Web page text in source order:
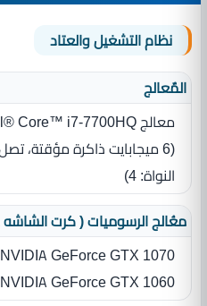
نظام التشغيل والعتاد
المٌعالج
النواة‏:‏ 4‏)‏
معُالج الرسوميات ( كرت الشاشه VGA )
NVIDIA GeForce GTX 1070 بسعة 8 جيجا رام GDDR5
NVIDIA GeForce GTX 1060 بسعة 6 جيجا رام GDDR5